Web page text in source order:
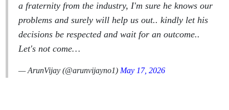
a fraternity from the industry, I'm sure he knows our
problems and surely will help us out.. kindly let his
decisions be respected and wait for an outcome..
Let's not come…
— ArunVijay (@arunvijayno1) May 17, 2026